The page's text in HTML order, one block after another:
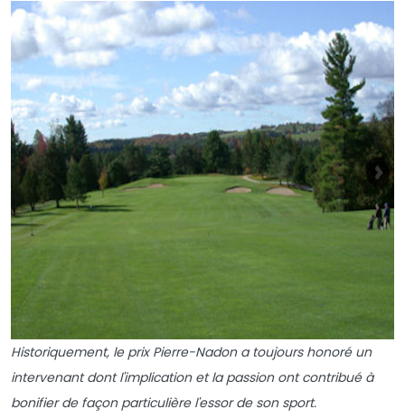
Historiquement, le prix Pierre-Nadon a toujours honoré un
intervenant dont l'implication et la passion ont contribué à
bonifier de façon particulière l'essor de son sport.